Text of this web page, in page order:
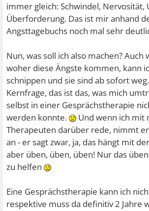
immer gleich: Schwindel, Nervosität,
Überforderung. Das ist mir anhand
Angsttagebuchs noch mal sehr
Nun, was soll ich also machen? Auch
woher diese Ängste kommen, kann
schnippen und sie sind ab sofort
Kernfrage, das ist das, was mich
selbst in einer Gesprächstherapie
werden konnte.
Und wenn ich mit
Therapeuten darüber rede, nimmt
an - er sagt zwar, ja, das hängt mit
aber üben, üben, üben! Nur das
zu helfen
Eine Gesprächstherapie kann ich
respektive muss da definitiv 2 Jahre